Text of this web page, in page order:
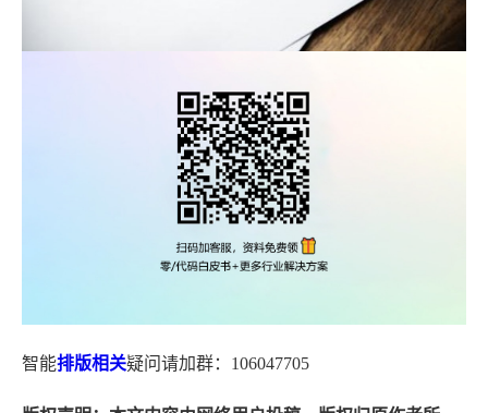
智能排版相关疑问请加群：106047705